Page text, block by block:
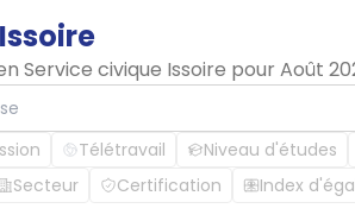
Issoire
Service civique Issoire pour Août
Télétravail Niveau d'études
Secteur Certification Index